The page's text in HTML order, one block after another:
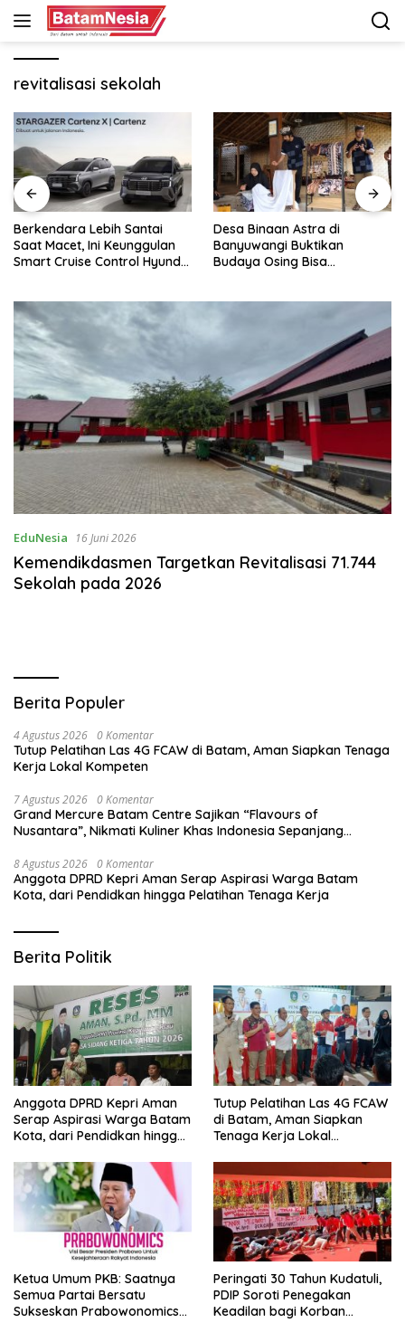
Langsung
revitalisasi sekolah
Desa Binaan Astra di
Banyuwangi Buktikan
Budaya Osing Bisa
GAC Catat Pertumbuhan
Pesat di Indonesia, Aion UT
Jadi Kontributor Terbesar
EduNesia 16 Juni 2026
Kemendikdasmen Targetkan Revitalisasi 71.744
Sekolah pada 2026
Berita Populer
4 Agustus 2026 0 Komentar
Tutup Pelatihan Las 4G FCAW di Batam, Aman Siapkan Tenaga
Kerja Lokal Kompeten
7 Agustus 2026 0 Komentar
Grand Mercure Batam Centre Sajikan “Flavours of
Nusantara”, Nikmati Kuliner Khas Indonesia Sepanjang
8 Agustus 2026 0 Komentar
Anggota DPRD Kepri Aman Serap Aspirasi Warga Batam
Kota, dari Pendidkan hingga Pelatihan Tenaga Kerja
Berita Politik
Anggota DPRD Kepri Aman
Serap Aspirasi Warga Batam
Kota, dari Pendidkan hingga
Tutup Pelatihan Las 4G FCAW
di Batam, Aman Siapkan
Tenaga Kerja Lokal
Ketua Umum PKB: Saatnya
Semua Partai Bersatu
Sukseskan Prabowonomics
Peringati 30 Tahun Kudatuli,
PDIP Soroti Penegakan
Keadilan bagi Korban